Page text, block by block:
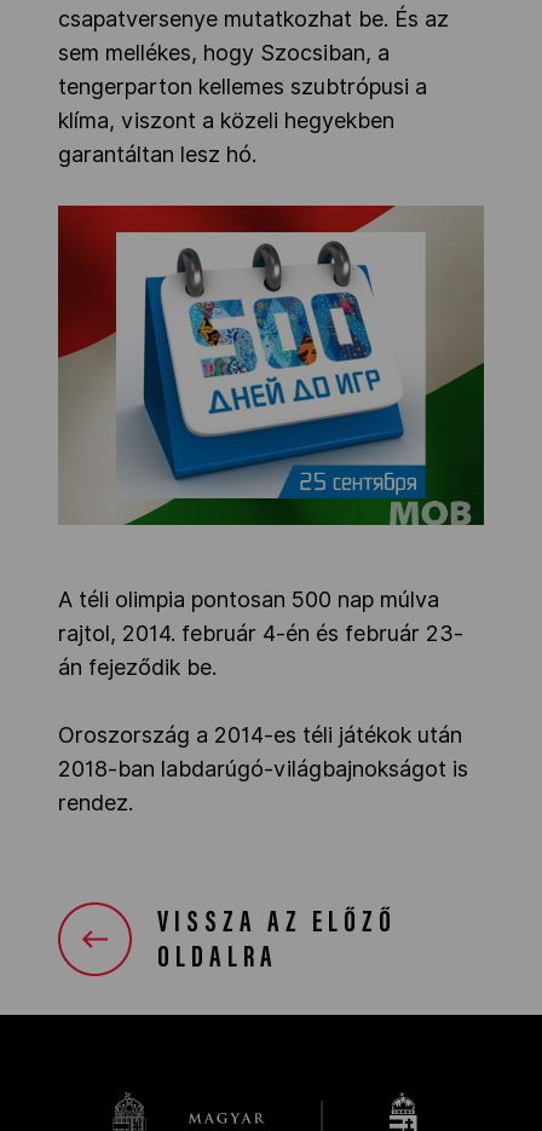
csapatversenye mutatkozhat be. És az
sem mellékes, hogy Szocsiban, a
tengerparton kellemes szubtrópusi a
klíma, viszont a közeli hegyekben
garantáltan lesz hó.
A téli olimpia pontosan 500 nap múlva
rajtol, 2014. február 4-én és február 23-
án fejeződik be.
Oroszország a 2014-es téli játékok után
2018-ban labdarúgó-világbajnokságot is
rendez.
VISSZA AZ ELŐZŐ
OLDALRA